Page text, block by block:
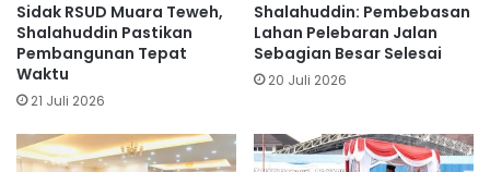
Sidak RSUD Muara Teweh,
Shalahuddin Pastikan
Pembangunan Tepat
Waktu
21 Juli 2026
Shalahuddin: Pembebasan
Lahan Pelebaran Jalan
Sebagian Besar Selesai
20 Juli 2026